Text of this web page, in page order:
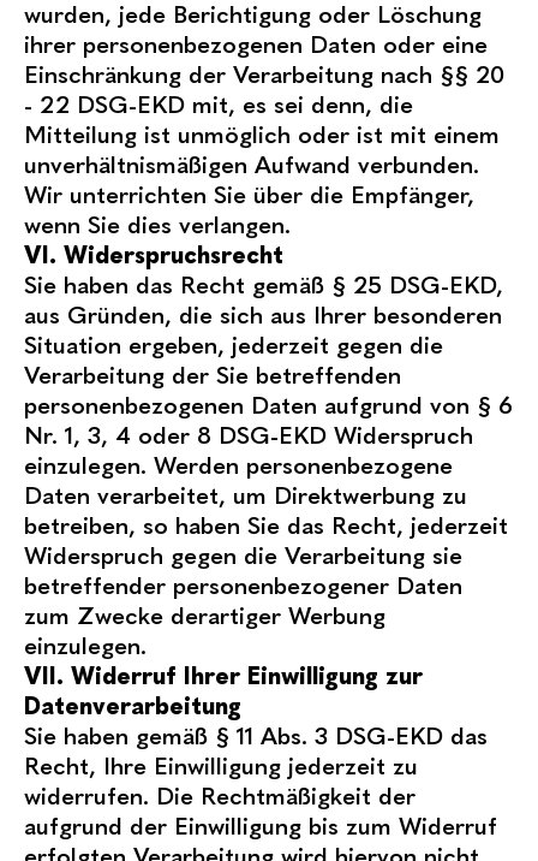
wurden, jede Berichtigung oder Löschung
ihrer personenbezogenen Daten oder eine
Einschränkung der Verarbeitung nach §§ 20
- 22 DSG-EKD mit, es sei denn, die
Mitteilung ist unmöglich oder ist mit einem
unverhältnismäßigen Aufwand verbunden.
Wir unterrichten Sie über die Empfänger,
wenn Sie dies verlangen.
VI. Widerspruchsrecht
Sie haben das Recht gemäß § 25 DSG-EKD,
aus Gründen, die sich aus Ihrer besonderen
Situation ergeben, jederzeit gegen die
Verarbeitung der Sie betreffenden
personenbezogenen Daten aufgrund von § 6
Nr. 1, 3, 4 oder 8 DSG-EKD Widerspruch
einzulegen. Werden personenbezogene
Daten verarbeitet, um Direktwerbung zu
betreiben, so haben Sie das Recht, jederzeit
Widerspruch gegen die Verarbeitung sie
betreffender personenbezogener Daten
zum Zwecke derartiger Werbung
einzulegen.
VII. Widerruf Ihrer Einwilligung zur
Datenverarbeitung
Sie haben gemäß § 11 Abs. 3 DSG-EKD das
Recht, Ihre Einwilligung jederzeit zu
widerrufen. Die Rechtmäßigkeit der
aufgrund der Einwilligung bis zum Widerruf